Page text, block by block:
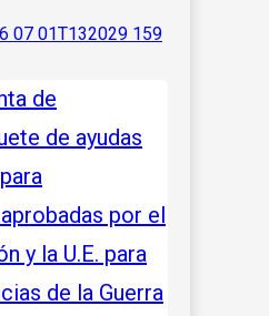
de
de ayudas
por el
y la U.E. para
de la Guerra